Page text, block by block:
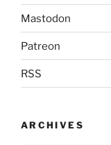
Mastodon
Patreon
RSS
ARCHIVES